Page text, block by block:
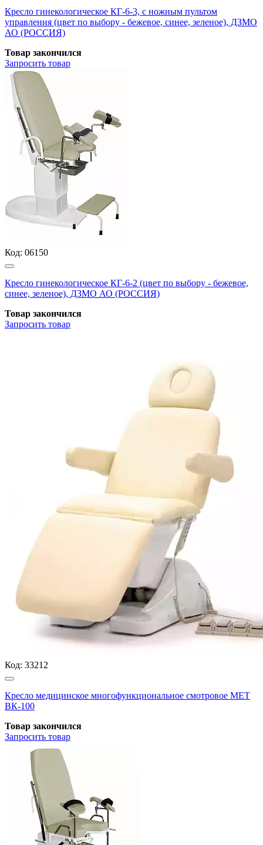
Кресло гинекологическое КГ-6-3, с ножным пультом
управления (цвет по выбору - бежевое, синее, зеленое), ДЗМО
АО (РОССИЯ)
Товар закончился
Запросить товар
Код: 06150
Кресло гинекологическое КГ-6-2 (цвет по выбору - бежевое,
синее, зеленое), ДЗМО АО (РОССИЯ)
Товар закончился
Запросить товар
Код: 33212
Кресло медицинское многофункциональное смотровое МЕТ
ВК-100
Товар закончился
Запросить товар